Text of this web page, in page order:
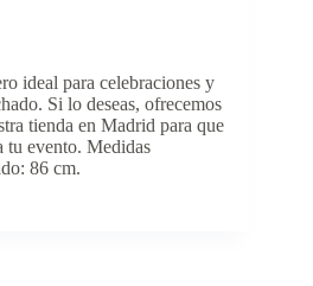
ideal para celebraciones y
Si lo deseas, ofrecemos
tienda en Madrid para que
tu evento. Medidas
86 cm.